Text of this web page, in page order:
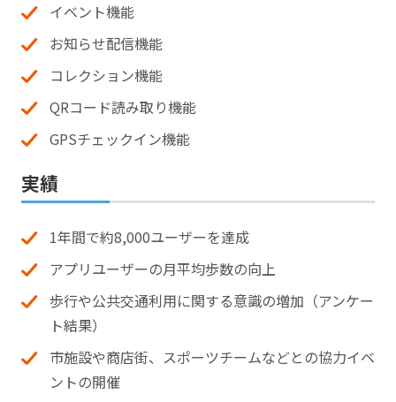
イベント機能
お知らせ配信機能
コレクション機能
QRコード読み取り機能
GPSチェックイン機能
実績
1年間で約8,000ユーザーを達成
アプリユーザーの月平均歩数の向上
歩行や公共交通利用に関する意識の増加（アンケー
ト結果）
市施設や商店街、スポーツチームなどとの協力イベ
ントの開催